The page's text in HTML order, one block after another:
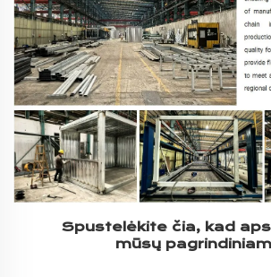
Spustelėkite čia, kad
mūsų